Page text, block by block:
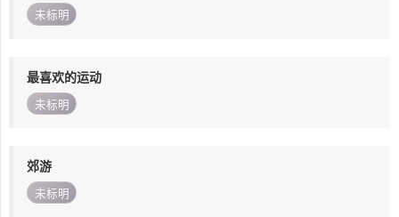
未标明
最喜欢的运动
未标明
郊游
未标明